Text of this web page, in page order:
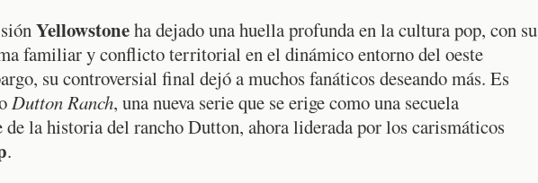
Yellowstoneha dejado una huella profunda en la cultura pop, con su
familiar y conflicto territorial en el dinámico entorno del oeste
su controversial final dejó a muchos fanáticos deseando más. Es
Dutton Ranch, una nueva serie que se erige como una secuela
la historia del rancho Dutton, ahora liderada por los carismáticos
.